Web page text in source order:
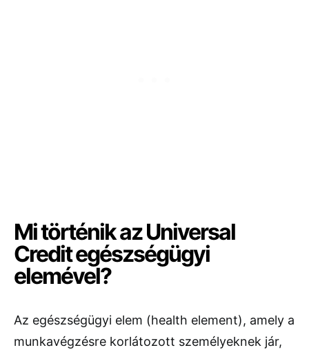
Mi történik az Universal
Credit egészségügyi
elemével?
Az egészségügyi elem (health element), amely a
munkavégzésre korlátozott személyeknek jár,